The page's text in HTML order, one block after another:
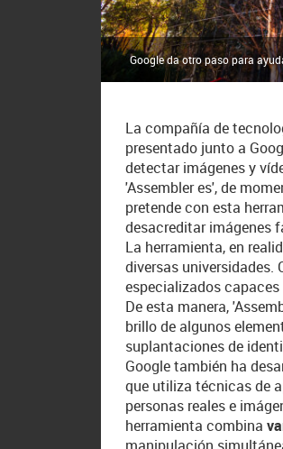
Google da otro paso para
La compañía de
presentado junto a
detectar imágenes y
'Assembler es', de
pretende con esta
desacreditar imágenes
La herramienta, en
diversas universidades.
especializados
De esta manera,
brillo de algunos
suplantaciones de
Google también ha
que utiliza técnicas de
personas reales e
herramienta combina